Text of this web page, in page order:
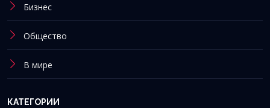
Бизнес
Общество
В мире
КАТЕГОРИИ